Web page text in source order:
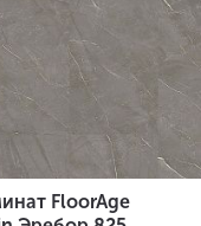
FloorAge